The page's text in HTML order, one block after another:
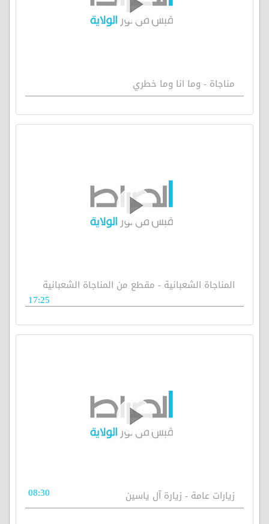
مناجاة - وما انا وما خطري
المناجاة الشعبانية - مقطع من المناجاة الشعبانية
17:25
زيارات عامة - زيارة آل ياسين 08:30